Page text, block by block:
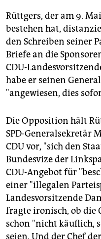
Rüttgers, der am 9.
bestehen hat,
den Schreiben seiner
Briefe an die
CDU-
habe er seinen
"angewiesen, dies
Die Opposition hält
SPD-Generalsekretär
CDU vor, "sich den
Bundesvize der
CDU-Angebot für
einer "illegalen
Landesvorsitzende
fragte ironisch, ob die
schon "nicht käuflich,
seien. Und der Chef